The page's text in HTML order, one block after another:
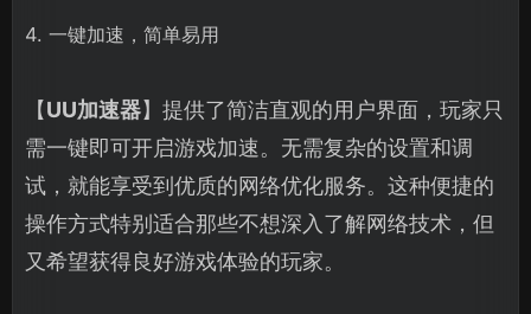
4. 一键加速，简单易用
【UU加速器】提供了简洁直观的用户界面，玩家只
需一键即可开启游戏加速。无需复杂的设置和调
试，就能享受到优质的网络优化服务。这种便捷的
操作方式特别适合那些不想深入了解网络技术，但
又希望获得良好游戏体验的玩家。